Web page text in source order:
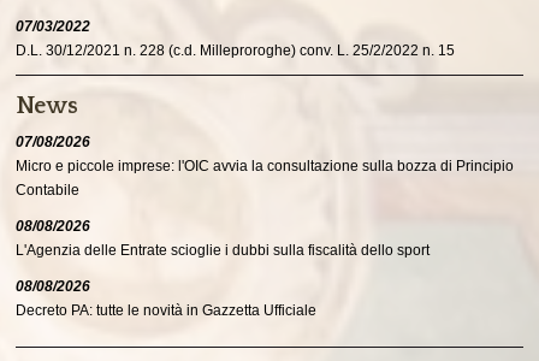
07/03/2022
D.L. 30/12/2021 n. 228 (c.d. Milleproroghe) conv. L. 25/2/2022 n. 15
News
07/08/2026
Micro e piccole imprese: l'OIC avvia la consultazione sulla bozza di Principio
Contabile
08/08/2026
L'Agenzia delle Entrate scioglie i dubbi sulla fiscalità dello sport
08/08/2026
Decreto PA: tutte le novità in Gazzetta Ufficiale